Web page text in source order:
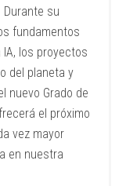
su
fundamentos
los proyectos
del planeta y
nuevo Grado de
el próximo
vez mayor
en nuestra